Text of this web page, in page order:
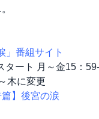
」番組サイト
ート 月～金15：
木に変更
】後宮の涙